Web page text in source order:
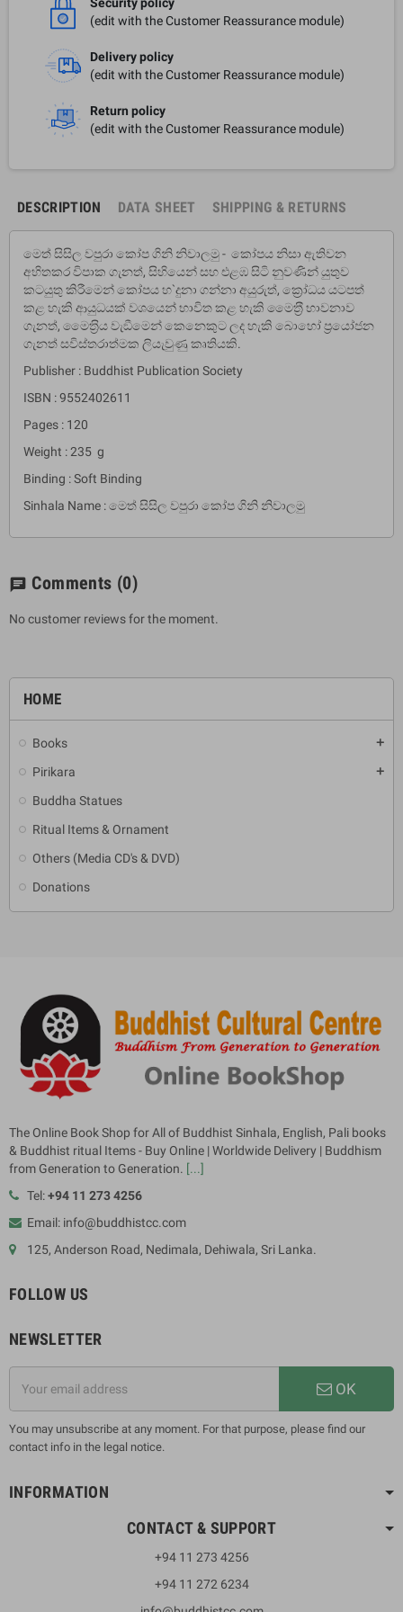
HOME
Books add
Pirikara add
Buddha Statues
Ritual Items & Ornament
Others (Media CD's & DVD)
Donations
(edit with the Customer Reassurance module)
Delivery policy
(edit with the Customer Reassurance module)
Return policy
(edit with the Customer Reassurance module)
DESCRIPTION DATA SHEET SHIPPING & RETURNS
මෙත් සිසිල වපුරා කෝප ගිනි නිවාලමු - කෝපය නිසා ඇතිවන
අහිතකර විපාක ගැනත්, සිහියෙන් සහ එළඹ සිටි නුවණින් යුතුව
කටයුතු කිරීමෙන් කෝපය හ`දුනා ගන්නා අයුරුත්, ක්‍රෝධය යටපත්
කළ හැකි ආයුධයක් වශයෙන් භාවිත කළ හැකි මෛත‍්‍රී භාවනාව
ගැනත්, මෛත‍්‍රිය වැඞීමෙන් කෙනෙකුට ලද හැකි බොහෝ ප‍්‍රයෝජන
ගැනත් සවිස්තරාත්මක ලියැවුණු කෘතියකි.
Publisher : Buddhist Publication Society
ISBN : 9552402611
Pages : 120
Weight : 235 g
Binding : Soft Binding
Sinhala Name : මෙත් සිසිල වපුරා කෝප ගිනි නිවාලමු
chat Comments (0)
No customer reviews for the moment.
The Online Book Shop for All of Buddhist Sinhala, English, Pali books
& Buddhist ritual Items - Buy Online | Worldwide Delivery | Buddhism
from Generation to Generation. [...]
Tel:+94 11 273 4256
Email: info@buddhistcc.com
125, Anderson Road, Nedimala, Dehiwala, Sri Lanka.
FOLLOW US
NEWSLETTER
OK
You may unsubscribe at any moment. For that purpose, please find our
contact info in the legal notice.
INFORMATION
CONTACT & SUPPORT
+94 11 273 4256
+94 11 272 6234